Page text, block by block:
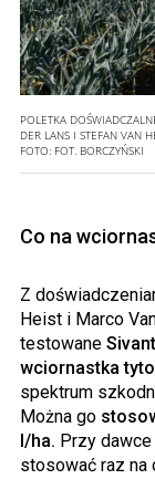
POLETKA
DER LANS I STEFAN VAN
FOTO: FOT. BORCZYŃSKI
Co na
Z
Heist i Marco
testowane
wciornastka
spektrum
Można go
l/ha. Przy
stosować raz na